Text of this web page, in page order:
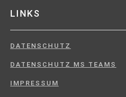
LINKS
DATENSCHUTZ
DATENSCHUTZ MS TEAMS
IMPRESSUM